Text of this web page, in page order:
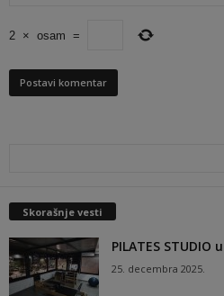
2 × osam =
Skorašnje vesti
PILATES
25. decembra 2025.